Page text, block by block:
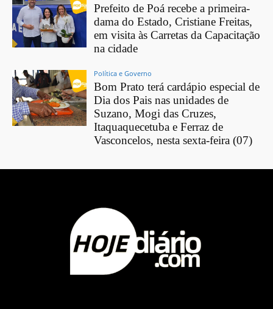
Prefeito de Poá recebe a primeira-
dama do Estado, Cristiane Freitas,
em visita às Carretas da Capacitação
na cidade
Política e Governo
Bom Prato terá cardápio especial de
Dia dos Pais nas unidades de
Suzano, Mogi das Cruzes,
Itaquaquecetuba e Ferraz de
Vasconcelos, nesta sexta-feira (07)